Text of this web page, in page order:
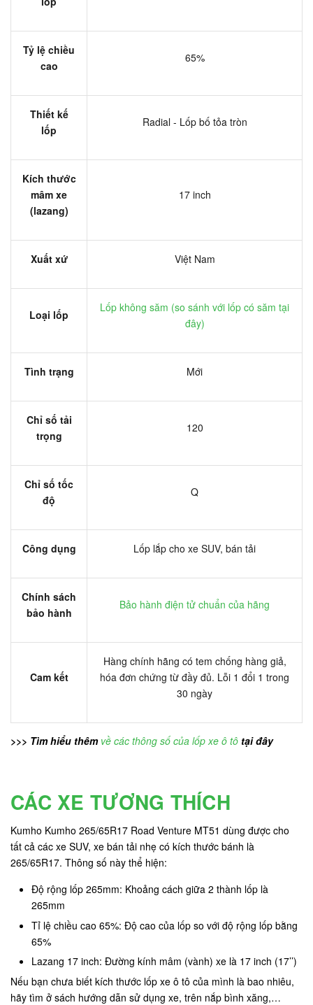
Tỷ lệ chiều
cao
65%
Thiết kế
lốp
Radial - Lốp bố tỏa tròn
Kích thước
mâm xe
(lazang)
17 inch
Xuất xứ Việt Nam
Loại lốp
Lốp không săm (so sánh với lốp có săm tại
đây)
Tình trạng Mới
Chỉ số tải
trọng
120
Chỉ số tốc
độ
Q
Công dụng Lốp lắp cho xe SUV, bán tải
Chính sách
bảo hành
Bảo hành điện tử chuẩn của hãng
Cam kết
Hàng chính hãng có tem chống hàng giả,
hóa đơn chứng từ đầy đủ. Lỗi 1 đổi 1 trong
30 ngày
>>> Tìm hiểu thêm về các thông số của lốp xe ô tô tại đây
CÁC XE TƯƠNG THÍCH
Kumho Kumho 265/65R17 Road Venture MT51 dùng được cho
tất cả các xe SUV, xe bán tải nhẹ có kích thước bánh là
265/65R17. Thông số này thể hiện:
Độ rộng lốp 265mm: Khoảng cách giữa 2 thành lốp là
265mm
Tỉ lệ chiều cao 65%: Độ cao của lốp so với độ rộng lốp bằng
65%
Lazang 17 inch: Đường kính mâm (vành) xe là 17 inch (17’’)
Nếu bạn chưa biết kích thước lốp xe ô tô của mình là bao nhiêu,
hãy tìm ở sách hướng dẫn sử dụng xe, trên nắp bình xăng,…